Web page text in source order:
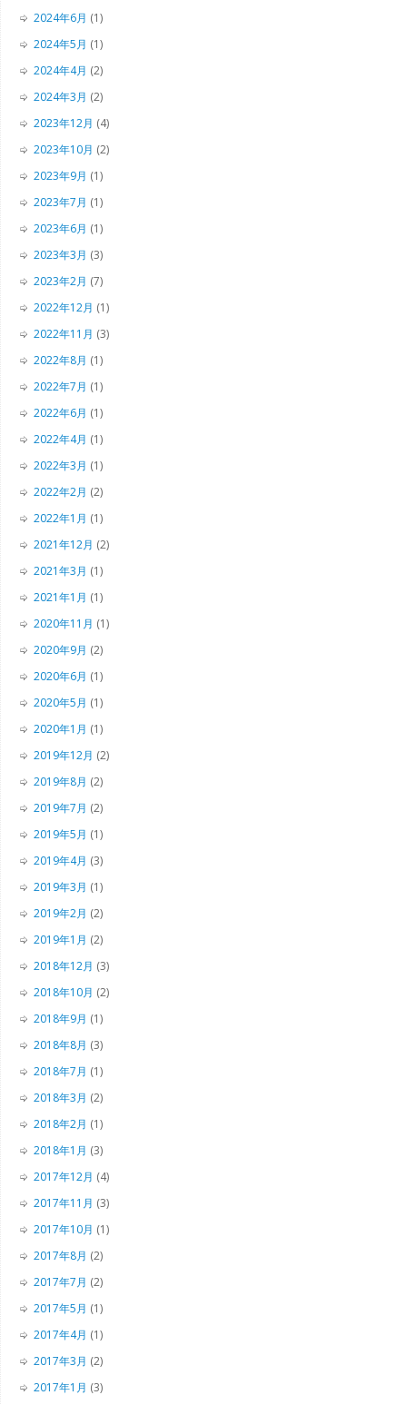
2024年6月 (1)
2024年5月 (1)
2024年4月 (2)
2024年3月 (2)
2023年12月 (4)
2023年10月 (2)
2023年9月 (1)
2023年7月 (1)
2023年6月 (1)
2023年3月 (3)
2023年2月 (7)
2022年12月 (1)
2022年11月 (3)
2022年8月 (1)
2022年7月 (1)
2022年6月 (1)
2022年4月 (1)
2022年3月 (1)
2022年2月 (2)
2022年1月 (1)
2021年12月 (2)
2021年3月 (1)
2021年1月 (1)
2020年11月 (1)
2020年9月 (2)
2020年6月 (1)
2020年5月 (1)
2020年1月 (1)
2019年12月 (2)
2019年8月 (2)
2019年7月 (2)
2019年5月 (1)
2019年4月 (3)
2019年3月 (1)
2019年2月 (2)
2019年1月 (2)
2018年12月 (3)
2018年10月 (2)
2018年9月 (1)
2018年8月 (3)
2018年7月 (1)
2018年3月 (2)
2018年2月 (1)
2018年1月 (3)
2017年12月 (4)
2017年11月 (3)
2017年10月 (1)
2017年8月 (2)
2017年7月 (2)
2017年5月 (1)
2017年4月 (1)
2017年3月 (2)
2017年1月 (3)